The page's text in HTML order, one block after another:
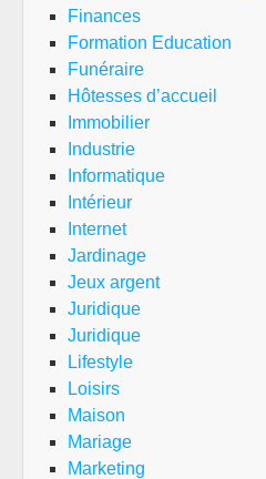
Finances
Formation Education
Funéraire
Hôtesses d’accueil
Immobilier
Industrie
Informatique
Intérieur
Internet
Jardinage
Jeux argent
Juridique
Juridique
Lifestyle
Loisirs
Maison
Mariage
Marketing